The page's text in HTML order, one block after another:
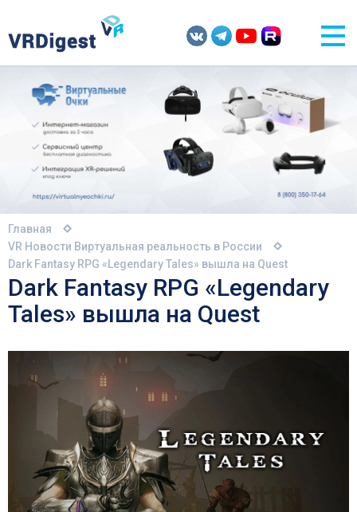
Главная
VR Новости Виртуальная реальность в России
Dark Fantasy RPG «Legendary Tales» вышла на Quest
Dark Fantasy RPG «Legendary
Tales» вышла на Quest